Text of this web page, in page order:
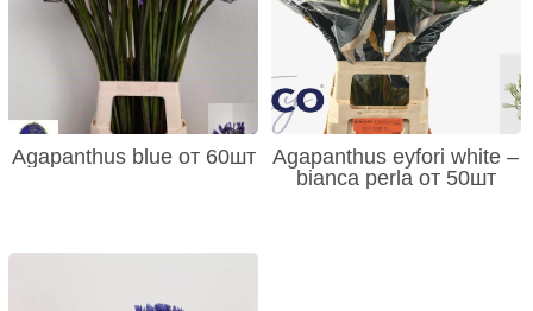
Agapanthus blue от 60шт
Agapanthus eyfori white –
bianca perla от 50шт